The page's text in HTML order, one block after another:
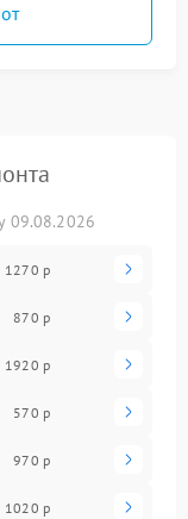
09.08.2026
1270 р
870 р
1920 р
570 р
970 р
1020 р